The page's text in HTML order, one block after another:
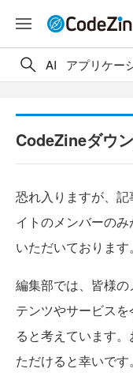
AI アプリケー
CodeZineダウ
恐れ入りますが、
イトのメンバーの
いただいております。
編集部では、皆様
テンツやサービス
ると考えています
ただけると幸いです。